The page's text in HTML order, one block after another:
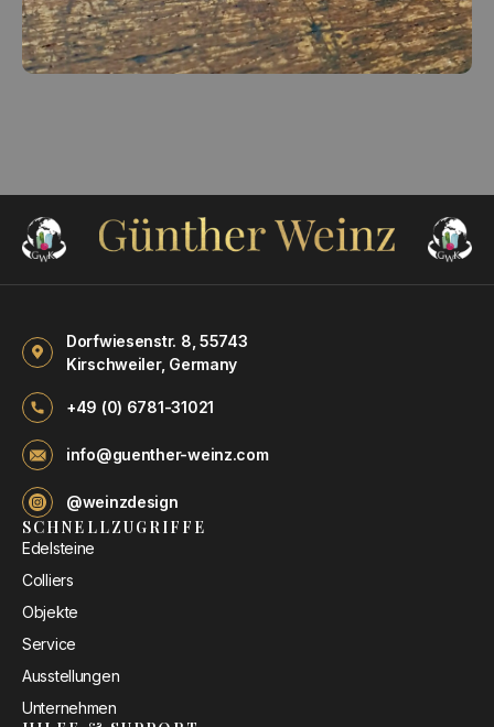
Dorfwiesenstr. 8, 55743
Kirschweiler, Germany
+49 (0) 6781-31021
info@guenther-weinz.com
@weinzdesign
SCHNELLZUGRIFFE
Edelsteine
Colliers
Objekte
Service
Ausstellungen
Unternehmen